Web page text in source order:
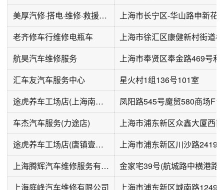
美厚汽修·搭电·维修·救援服务站
上海市长宁区-华山路申新花
老齐修车行维修电瓶车
航昊汽车维修服务
上海市奉贤区奉金路469号
汇车友汽车服务中心
星火村1组136号101室
途虎养车工场店(上海南京西路店)
凤阳路545号魔贸580商场F1
车杰汽车服务(力途店)
上海市浦东新区众鑫大厦西
途虎养车工场店(唐镇壹号店)
上海市浦东新区川沙路2419
上海腾辉汽车维修服务有限公司
上海庭峰汽车维修有限公司
上海市浦东新区城南路1249